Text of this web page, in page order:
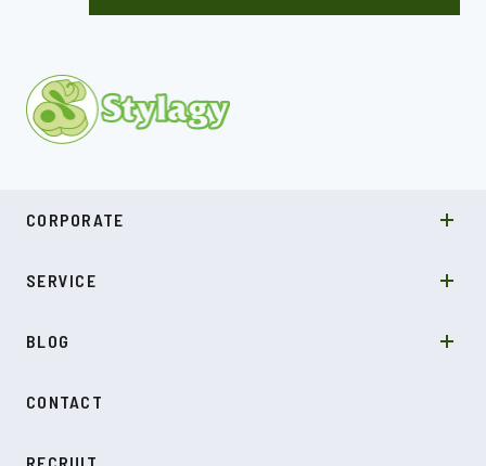
CORPORATE
COMPANY
NEWS
SERVICE
受託開発
BLOG
SDGs
CONTACT